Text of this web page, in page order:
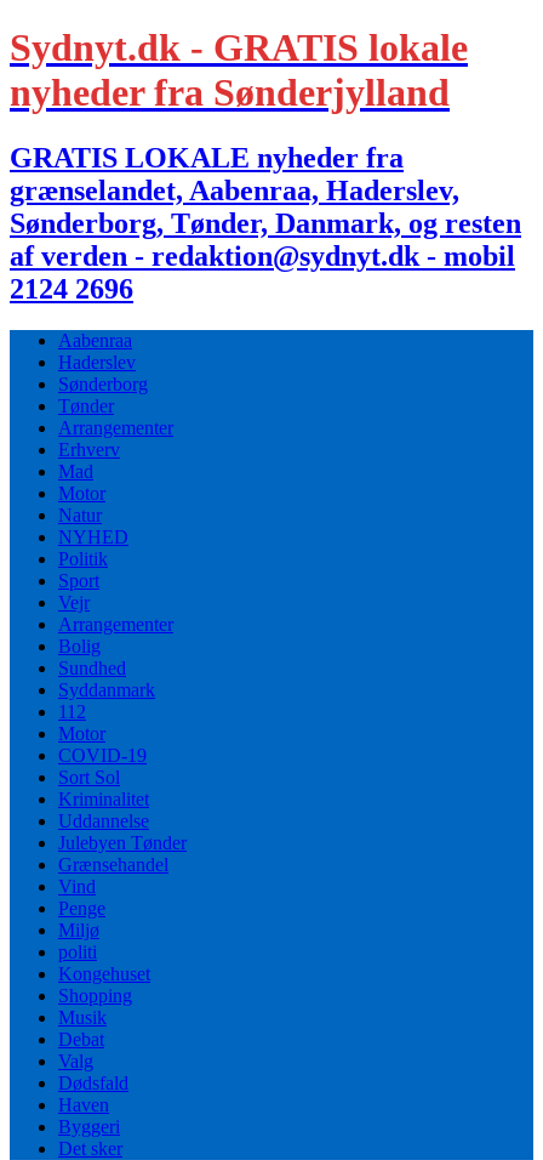
Sydnyt.dk - GRATIS lokale
nyheder fra Sønderjylland
GRATIS LOKALE nyheder fra
grænselandet, Aabenraa, Haderslev,
Sønderborg, Tønder, Danmark, og resten
af verden - redaktion@sydnyt.dk - mobil
2124 2696
Aabenraa
Haderslev
Sønderborg
Tønder
Arrangementer
Erhverv
Mad
Motor
Natur
NYHED
Politik
Sport
Vejr
Arrangementer
Bolig
Sundhed
Syddanmark
112
Motor
COVID-19
Sort Sol
Kriminalitet
Uddannelse
Julebyen Tønder
Grænsehandel
Vind
Penge
Miljø
politi
Kongehuset
Shopping
Musik
Debat
Valg
Dødsfald
Haven
Byggeri
Det sker